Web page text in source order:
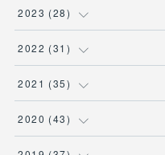
(2)
( 1 )
(3)
(2 )
( 4)
(5)
(1 )
(2)
( 6 )
2023 (28)
(3 )
(2)
(2)
(3)
2022 (31 )
(1)
(3)
(3)
2021 (35)
(1)
(4)
2020 (43)